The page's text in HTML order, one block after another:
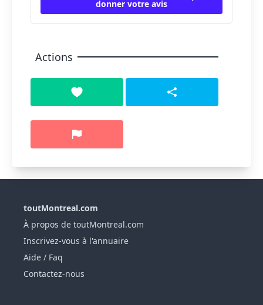
donner votre avis
Actions
toutMontreal.com
À propos de toutMontreal.com
Inscrivez-vous à l'annuaire
Aide / Faq
Contactez-nous